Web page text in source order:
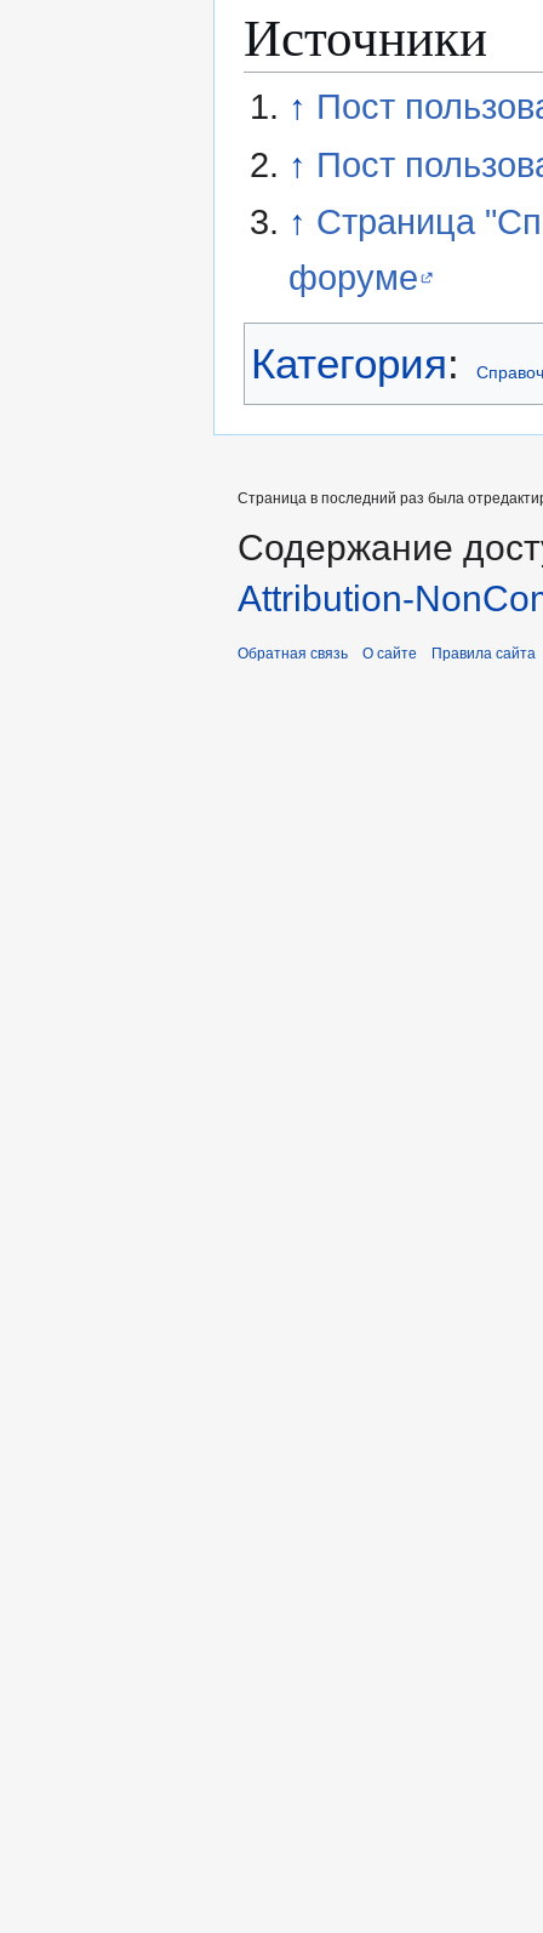
Источники
↑ Пост
↑ Пост
↑ Страница
форуме
Категория:
Страница в последний раз была
Содержание
Attribution-
Обратная связь О сайте Правила сайта